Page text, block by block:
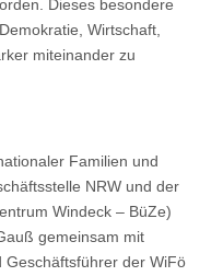
Dieses besondere
Wirtschaft,
miteinander zu
Familien und
NRW und der
Windeck – BüZe)
gemeinsam mit
Geschäftsführer der WiFö